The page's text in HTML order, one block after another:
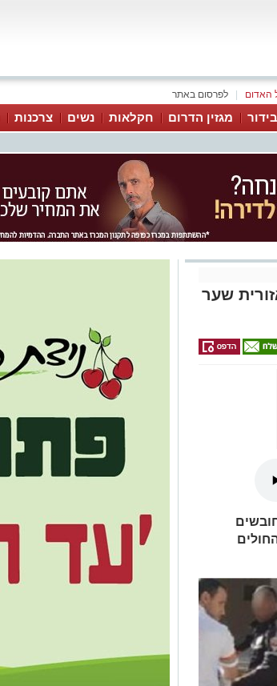
לפרסום באתר האדום
מגזין הדרום חקלאות נשים צרכנות
שער